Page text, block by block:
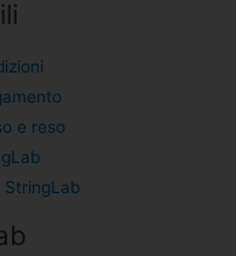
e reso